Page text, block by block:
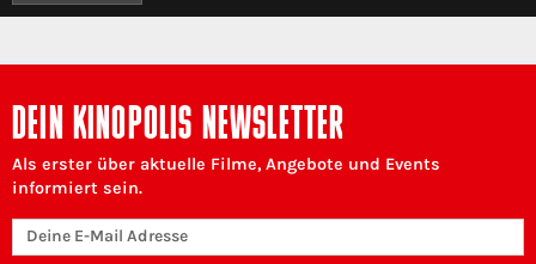
DEIN KINOPOLIS NEWSLETTER
Als erster über aktuelle Filme, Angebote und Events
informiert sein.